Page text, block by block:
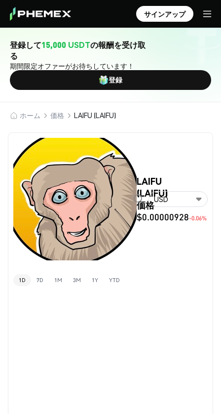
サインアップ
登録して15,000 USDTの報酬を受け取
る
期間限定オファーがお待ちしています！
登録
ホーム 価格 LAIFU (LAIFU)
LAIFU
(LAIFU)
価格
$0.00000928-0.06%
USD
1D 7D 1M 3M 1Y YTD